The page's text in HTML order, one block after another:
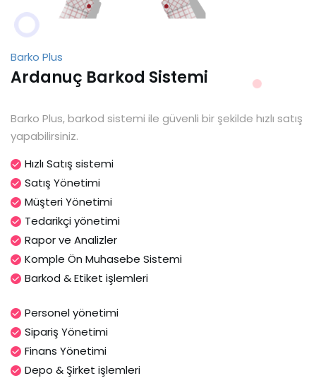
Barko Plus
Ardanuç Barkod Sistemi
Barko Plus, barkod sistemi ile güvenli bir şekilde hızlı satış
yapabilirsiniz.
Hızlı Satış sistemi
Satış Yönetimi
Müşteri Yönetimi
Tedarikçi yönetimi
Rapor ve Analizler
Komple Ön Muhasebe Sistemi
Barkod & Etiket işlemleri
Personel yönetimi
Sipariş Yönetimi
Finans Yönetimi
Depo & Şirket işlemleri